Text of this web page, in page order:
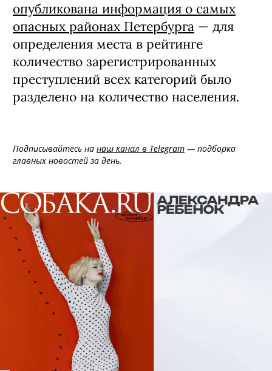
опубликована информация о самых
опасных районах Петербурга — для
определения места в рейтинге
количество зарегистрированных
преступлений всех категорий было
разделено на количество населения.
Подписывайтесь на наш канал в Telegram — подборка
главных новостей за день.